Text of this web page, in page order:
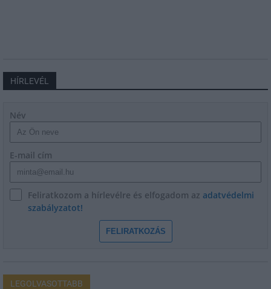
HÍRLEVÉL
Név
E-mail cím
Feliratkozom a hírlevélre és elfogadom az adatvédelmi
szabályzatot!
FELIRATKOZÁS
LEGOLVASOTTABB